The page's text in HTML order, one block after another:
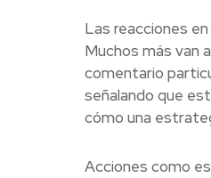
Las reacciones
Muchos más van
comentario
señalando que
cómo una
Acciones como